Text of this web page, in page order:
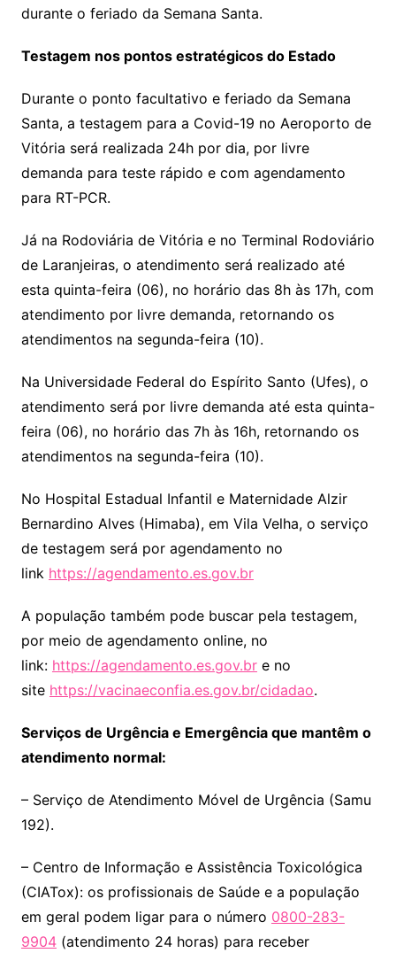
durante o feriado da Semana Santa.
Testagem nos pontos estratégicos do Estado
Durante o ponto facultativo e feriado da Semana
Santa, a testagem para a Covid-19 no Aeroporto de
Vitória será realizada 24h por dia, por livre
demanda para teste rápido e com agendamento
para RT-PCR.
Já na Rodoviária de Vitória e no Terminal Rodoviário
de Laranjeiras, o atendimento será realizado até
esta quinta-feira (06), no horário das 8h às 17h, com
atendimento por livre demanda, retornando os
atendimentos na segunda-feira (10).
Na Universidade Federal do Espírito Santo (Ufes), o
atendimento será por livre demanda até esta quinta-
feira (06), no horário das 7h às 16h, retornando os
atendimentos na segunda-feira (10).
No Hospital Estadual Infantil e Maternidade Alzir
Bernardino Alves (Himaba), em Vila Velha, o serviço
de testagem será por agendamento no
link https://agendamento.es.gov.br
A população também pode buscar pela testagem,
por meio de agendamento online, no
link: https://agendamento.es.gov.bre no
site https://vacinaeconfia.es.gov.br/cidadao.
Serviços de Urgência e Emergência que mantêm o
atendimento normal:
– Serviço de Atendimento Móvel de Urgência (Samu
192).
– Centro de Informação e Assistência Toxicológica
(CIATox): os profissionais de Saúde e a população
em geral podem ligar para o número 0800-283-
9904(atendimento 24 horas) para receber